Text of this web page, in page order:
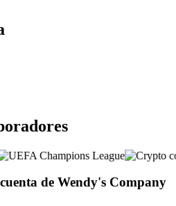
de Wendy's Company